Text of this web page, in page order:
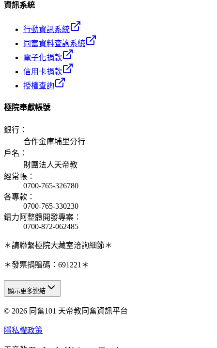
資訊系統
行動資訊系統
同奮資料查詢系統
電子化捐款
信用卡捐款
授權查詢
極院奉獻帳號
銀行 ：
合作金庫埔里分行
戶名 ：
財團法人天帝教
經常帳 ：
0700-765-326780
各專款 ：
0700-765-330230
鐳力阿整體開發專案 ：
0700-872-062485
＊請聯繫極院大藏室洽詢細節＊
＊發票捐贈碼：691221＊
天人研究總院
天人研究學院
顯示更多連結
© 2026 同奮101 天帝教同奮資訊平台
隱私權政策